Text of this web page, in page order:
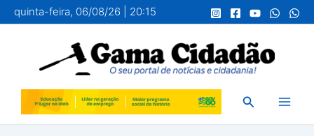
para
conteúdo
quinta-feira, 06/08/26 | 20:15
Pesquisar